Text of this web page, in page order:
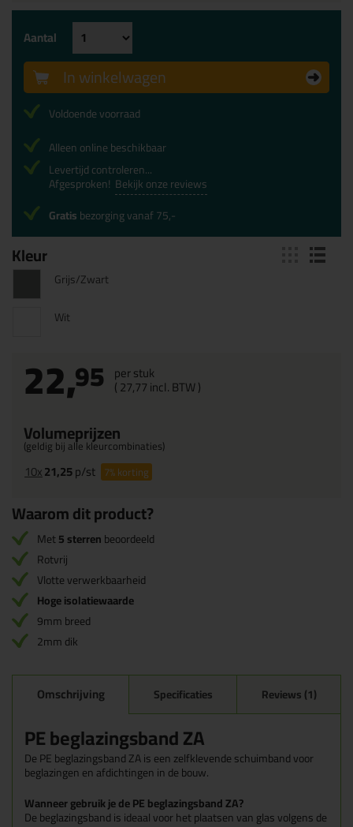
Kleur
Grijs/Zwart
Wit
22,95 per stuk
(27,77incl. BTW )
Volumeprijzen
(geldig bij alle kleurcombinaties)
10x21,25p/st 7%korting
Aantal
In winkelwagen
Voldoende voorraad
Alleen online beschikbaar
Levertijd controleren...
Afgesproken! Bekijk onze reviews
Gratisbezorging vanaf 75,-
Waarom dit product?
Met5 sterrenbeoordeeld
Rotvrij
Vlotte verwerkbaarheid
Hoge isolatiewaarde
9mm breed
2mm dik
Omschrijving Specificaties Reviews (1)
PE beglazingsband ZA
De PE beglazingsband ZA is een zelfklevende schuimband voor
beglazingen en afdichtingen in de bouw.
Wanneer gebruik je de PE beglazingsband ZA?
De beglazingsband is ideaal voor het plaatsen van glas volgens de